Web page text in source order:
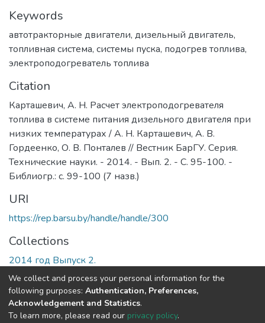
Keywords
автотракторные двигатели, дизельный двигатель,
топливная система, системы пуска, подогрев топлива,
электроподогреватель топлива
Citation
Карташевич, А. Н. Расчет электроподогревателя
топлива в системе питания дизельного двигателя при
низких температурах / А. Н. Карташевич, А. В.
Гордеенко, О. В. Понталев // Вестник БарГУ. Серия.
Технические науки. - 2014. - Вып. 2. - С. 95-100. -
Библиогр.: с. 99-100 (7 назв.)
URI
https://rep.barsu.by/handle/handle/300
Collections
2014 год Выпуск 2.
Full item page
We collect and process your personal information for the
following purposes: Authentication, Preferences,
Acknowledgement and Statistics.
To learn more, please read our privacy policy.